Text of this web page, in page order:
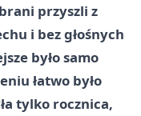
przyszli z
i bez głośnych
było samo
łatwo było
tylko rocznica,